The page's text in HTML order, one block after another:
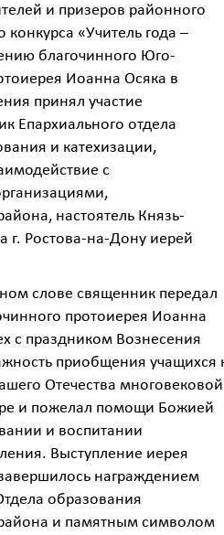
и призеров районного
конкурса «Учитель года –
благочинного Юго-
Иоанна Осяка в
принял участие
Епархиального отдела
и катехизации,
с
настоятель Князь-
г. Ростова-на-Дону иерей
слове священник передал
протоиерея Иоанна
с праздником Вознесения
приобщения учащихся
Отечества многовековой
и пожелал помощи Божией
и воспитании
Выступление иерея
награждением
образования
и памятным символом